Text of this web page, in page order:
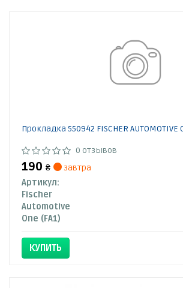
Прокладкa 550942 FISCHER AUTOMOTIVE
0 отзывов
190 ₴
завтра
Артикул:
Fischer
Automotive
One (FA1)
КУПИТЬ